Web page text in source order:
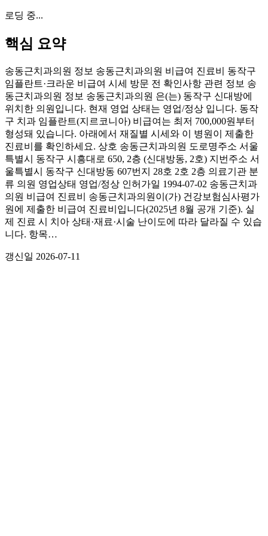
로딩 중...
핵심 요약
송동근치과의원 정보 송동근치과의원 비급여 진료비 동작구
임플란트·크라운 비급여 시세 방문 전 확인사항 관련 정보 송
동근치과의원 정보 송동근치과의원 은(는) 동작구 신대방에
위치한 의원입니다. 현재 영업 상태는 영업/정상 입니다. 동작
구 치과 임플란트(지르코니아) 비급여는 최저 700,000원부터
형성돼 있습니다. 아래에서 재질별 시세와 이 병원이 제출한
진료비를 확인하세요. 상호 송동근치과의원 도로명주소 서울
특별시 동작구 시흥대로 650, 2층 (신대방동, 2호) 지번주소 서
울특별시 동작구 신대방동 607번지 28호 2호 2층 의료기관 분
류 의원 영업상태 영업/정상 인허가일 1994-07-02 송동근치과
의원 비급여 진료비 송동근치과의원이(가) 건강보험심사평가
원에 제출한 비급여 진료비입니다(2025년 8월 공개 기준). 실
제 진료 시 치아 상태·재료·시술 난이도에 따라 달라질 수 있습
니다. 항목…
갱신일 2026-07-11